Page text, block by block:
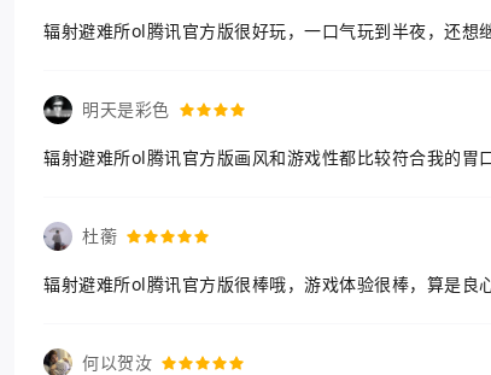
辐射避难所ol腾讯官方版很好玩，一口气玩到半夜，还想
明天是彩色
辐射避难所ol腾讯官方版画风和游戏性都比较符合我的
杜蘅
辐射避难所ol腾讯官方版很棒哦，游戏体验很棒，算是良
何以贺汝